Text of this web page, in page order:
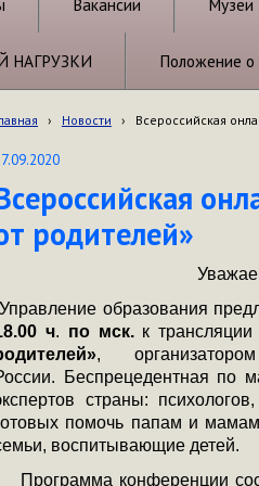
Вакансии Музеи
НАГРУЗКИ Положение о
› Новости › Всероссийская
родителей»
родители
образования
ч. по мск.к
,
Беспрецедентная по
страны:
помочь папам и
воспитывающие детей.
конференции